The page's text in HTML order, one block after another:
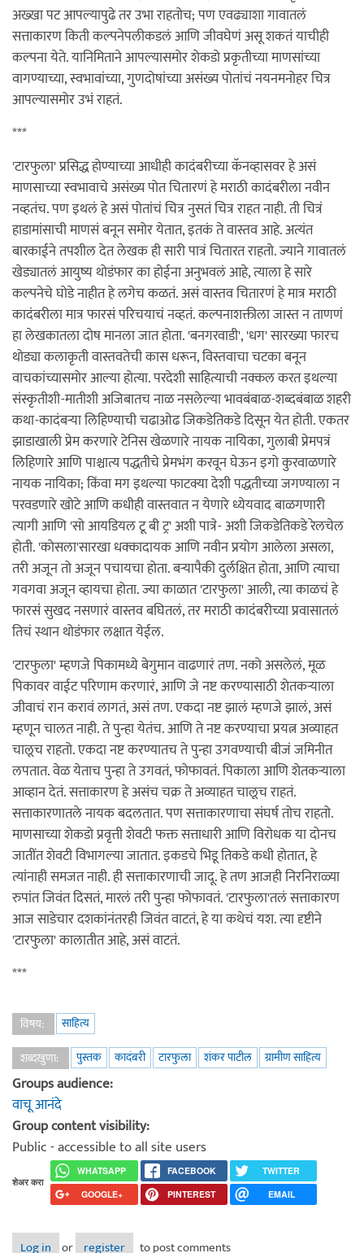
अख्खा पट आपल्यापुढे तर उभा राहतोच; पण एवढ्याशा गावातलं
सत्ताकारण किती कल्पनेपलीकडलं आणि जीवघेणं असू शकतं याचीही
कल्पना येते. यानिमिताने आपल्यासमोर शेकडो प्रकृतीच्या माणसांच्या
वागण्याच्या, स्वभावांच्या, गुणदोषांच्या असंख्य पोतांचं नयनमनोहर चित्र
आपल्यासमोर उभं राहतं.
***
'टारफुला' प्रसिद्ध होण्याच्या आधीही कादंबरीच्या कॅनव्हासवर हे असं
माणसाच्या स्वभावाचे असंख्य पोत चितारणं हे मराठी कादंबरीला नवीन
नव्हतंच. पण इथलं हे असं पोतांचं चित्र नुसतं चित्र राहत नाही. ती चित्रं
हाडामांसाची माणसं बनून समोर येतात, इतकं ते वास्तव आहे. अत्यंत
बारकाईने तपशील देत लेखक ही सारी पात्रं चितारत राहतो. ज्याने गावातलं
खेड्यातलं आयुष्य थोडंफार का होईना अनुभवलं आहे, त्याला हे सारे
कल्पनेचे घोडे नाहीत हे लगेच कळतं. असं वास्तव चितारणं हे मात्र मराठी
कादंबरीला मात्र फारसं परिचयाचं नव्हतं. कल्पनाशक्तीला जास्त न ताणणं
हा लेखकातला दोष मानला जात होता. 'बनगरवाडी', 'धग' सारख्या फारच
थोड्या कलाकृती वास्तवतेची कास धरून, विस्तवाचा चटका बनून
वाचकांच्यासमोर आल्या होत्या. परदेशी साहित्याची नक्कल करत इथल्या
संस्कृतीशी-मातीशी अजिबातच नाळ नसलेल्या भावबंबाळ-शब्दबंबाळ शहरी
कथा-कादंबर्‍या लिहिण्याची चढाओढ जिकडेतिकडे दिसून येत होती. एकतर
झाडाखाली प्रेम करणारे टेनिस खेळणारे नायक नायिका, गुलाबी प्रेमपत्रं
लिहिणारे आणि पाश्चात्य पद्धतीचे प्रेमभंग करवून घेऊन इगो कुरवाळणारे
नायक नायिका; किंवा मग इथल्या फाटक्या देशी पद्धतीच्या जगण्याला न
परवडणारे खोटे आणि कधीही वास्तवात न येणारे ध्येयवाद बाळगणारी
त्यागी आणि 'सो आयडियल टू बी ट्र' अशी पात्रे- अशी जिकडेतिकडे रेलचेल
होती. 'कोसला'सारखा धक्कादायक आणि नवीन प्रयोग आलेला असला,
तरी अजून तो अजून पचायचा होता. बर्‍यापैकी दुर्लक्षित होता, आणि त्याचा
गवगवा अजून व्हायचा होता. ज्या काळात 'टारफुला' आली, त्या काळचं हे
फारसं सुखद नसणारं वास्तव बघितलं, तर मराठी कादंबरीच्या प्रवासातलं
तिचं स्थान थोडंफार लक्षात येईल.
'टारफुला' म्हणजे पिकामध्ये बेगुमान वाढणारं तण. नको असलेलं, मूळ
पिकावर वाईट परिणाम करणारं, आणि जे नष्ट करण्यासाठी शेतकर्‍याला
जीवाचं रान करावं लागतं, असं तण. एकदा नष्ट झालं म्हणजे झालं, असं
म्हणून चालत नाही. ते पुन्हा येतंच. आणि ते नष्ट करण्याचा प्रयत्न अव्याहत
चालूच राहतो. एकदा नष्ट करण्यातच ते पुन्हा उगवण्याची बीजं जमिनीत
लपतात. वेळ येताच पुन्हा ते उगवतं, फोफावतं. पिकाला आणि शेतकर्‍याला
आव्हान देतं. सत्ताकारण हे असंच चक्र ते अव्याहत चालूच राहतं.
सत्ताकारणातले नायक बदलतात. पण सत्ताकारणाचा संघर्ष तोच राहतो.
माणसाच्या शेकडो प्रवृत्ती शेवटी फक्त सत्ताधारी आणि विरोधक या दोनच
जातींत शेवटी विभागल्या जातात. इकडचे भिडू तिकडे कधी होतात, हे
त्यांनाही समजत नाही. ही सत्ताकारणाची जादू. हे तण आजही निरनिराळ्या
रुपांत जिवंत दिसतं, मारलं तरी पुन्हा फोफावतं. 'टारफुला'तलं सत्ताकारण
आज साडेचार दशकांनंतरही जिवंत वाटतं, हे या कथेचं यश. त्या दृष्टीने
'टारफुला' कालातीत आहे, असं वाटतं.
***
विषय:
साहित्य
शब्दखुणा:
पुस्तक कादंबरी टारफुला शंकर पाटील ग्रामीण साहित्य
Groups audience:
वाचू आनंदे
Group content visibility:
Public - accessible to all site users
शेअर करा
WHATSAPP FACEBOOK
TWITTER
GOOGLE+
PINTEREST EMAIL
Log in or register to post comments